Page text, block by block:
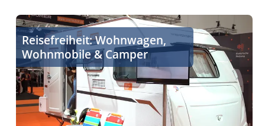
Flexibles Reisen neu gedacht mit Reisemobilen
Reisefreiheit: Wohnwagen,
Wohnmobile & Camper